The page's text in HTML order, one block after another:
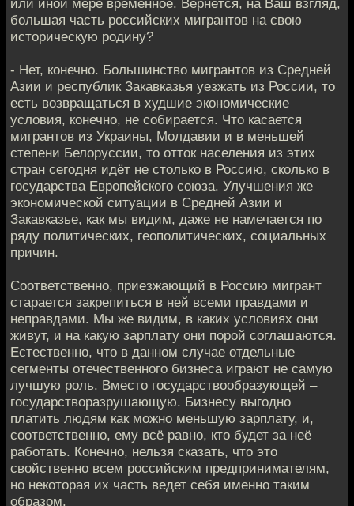
или иной мере временное. Вернётся, на Ваш взгляд,
большая часть российских мигрантов на свою
историческую родину?
- Нет, конечно. Большинство мигрантов из Средней
Азии и республик Закавказья уезжать из России, то
есть возвращаться в худшие экономические
условия, конечно, не собирается. Что касается
мигрантов из Украины, Молдавии и в меньшей
степени Белоруссии, то отток населения из этих
стран сегодня идёт не столько в Россию, сколько в
государства Европейского союза. Улучшения же
экономической ситуации в Средней Азии и
Закавказье, как мы видим, даже не намечается по
ряду политических, геополитических, социальных
причин.
Соответственно, приезжающий в Россию мигрант
старается закрепиться в ней всеми правдами и
неправдами. Мы же видим, в каких условиях они
живут, и на какую зарплату они порой соглашаются.
Естественно, что в данном случае отдельные
сегменты отечественного бизнеса играют не самую
лучшую роль. Вместо государствообразующей –
государстворазрушающую. Бизнесу выгодно
платить людям как можно меньшую зарплату, и,
соответственно, ему всё равно, кто будет за неё
работать. Конечно, нельзя сказать, что это
свойственно всем российским предпринимателям,
но некоторая их часть ведет себя именно таким
образом.